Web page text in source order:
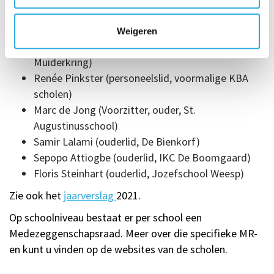
Weigeren
Cathy Vos (personeelslid, De Bienkorf)
Mirthe Stevens (personeelslid, St. Janschool)
Macs Rosielle (personeelslid, Kindcentrum
Muiderkring)
Renée Pinkster (personeelslid, voormalige KBA
scholen)
Marc de Jong (Voorzitter, ouder, St.
Augustinusschool)
Samir Lalami (ouderlid, De Bienkorf)
Sepopo Attiogbe (ouderlid, IKC De Boomgaard)
Floris Steinhart (ouderlid, Jozefschool Weesp)
Zie ook het jaarverslag 2021.
Op schoolniveau bestaat er per school een
Medezeggenschapsraad. Meer over die specifieke MR-
en kunt u vinden op de websites van de scholen.​